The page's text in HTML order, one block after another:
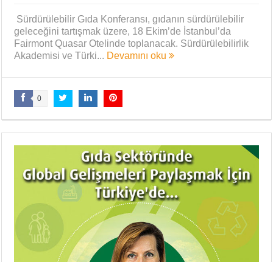
Sürdürülebilir Gıda Konferansı, gıdanın sürdürülebilir
geleceğini tartışmak üzere, 18 Ekim’de İstanbul’da
Fairmont Quasar Otelinde toplanacak. Sürdürülebilirlik
Akademisi ve Türki... Devamını oku
0